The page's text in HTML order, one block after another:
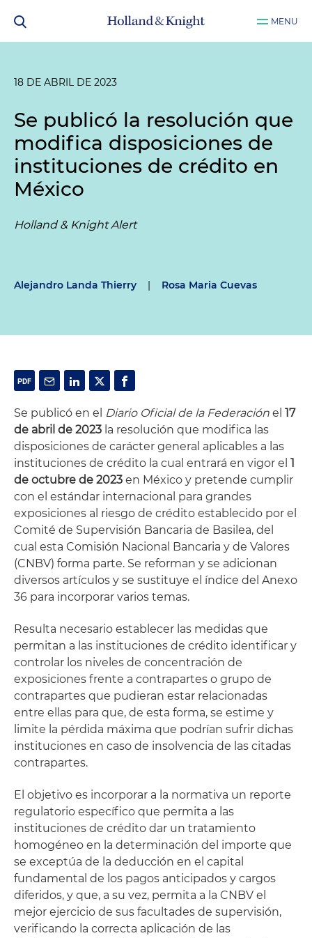
MENU
18 DE ABRIL DE 2023
Se publicó la resolución que
modifica disposiciones de
instituciones de crédito en
México
Holland & Knight Alert
Alejandro Landa Thierry | Rosa Maria Cuevas
Se publicó en el Diario Oficial de la Federación el 17
de abril de 2023 la resolución que modifica las
disposiciones de carácter general aplicables a las
instituciones de crédito la cual entrará en vigor el 1
de octubre de 2023 en México y pretende cumplir
con el estándar internacional para grandes
exposiciones al riesgo de crédito establecido por el
Comité de Supervisión Bancaria de Basilea, del
cual esta Comisión Nacional Bancaria y de Valores
(CNBV) forma parte. Se reforman y se adicionan
diversos artículos y se sustituye el índice del Anexo
36 para incorporar varios temas.
Resulta necesario establecer las medidas que
permitan a las instituciones de crédito identificar y
controlar los niveles de concentración de
exposiciones frente a contrapartes o grupo de
contrapartes que pudieran estar relacionadas
entre ellas para que, de esta forma, se estime y
limite la pérdida máxima que podrían sufrir dichas
instituciones en caso de insolvencia de las citadas
contrapartes.
El objetivo es incorporar a la normativa un reporte
regulatorio específico que permita a las
instituciones de crédito dar un tratamiento
homogéneo en la determinación del importe que
se exceptúa de la deducción en el capital
fundamental de los pagos anticipados y cargos
diferidos, y que, a su vez, permita a la CNBV el
mejor ejercicio de sus facultades de supervisión,
verificando la correcta aplicación de las